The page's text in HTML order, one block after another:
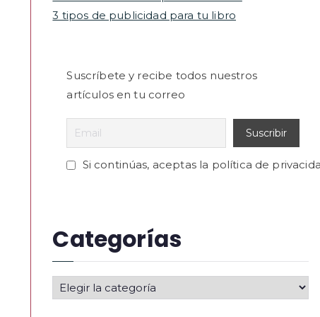
3 tipos de publicidad para tu libro
Suscríbete y recibe todos nuestros
artículos en tu correo
Si continúas, aceptas la política de
Categorías
a